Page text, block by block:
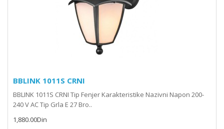
BBLINK 1011S CRNI
BBLINK 1011S CRNI Tip Fenjer Karakteristike Nazivni Napon 200-
240 V AC Tip Grla E 27 Bro..
1,880.00Din